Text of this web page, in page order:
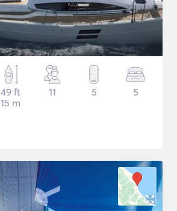
49 ft
15 m
11 5 5